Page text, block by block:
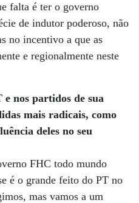
falta é ter o governo
de indutor poderoso, não
no incentivo a que as
e regionalmente neste
nos partidos de sua
mais radicais, como
deles no seu
FHC todo mundo
é o grande feito do PT no
mas vamos a um